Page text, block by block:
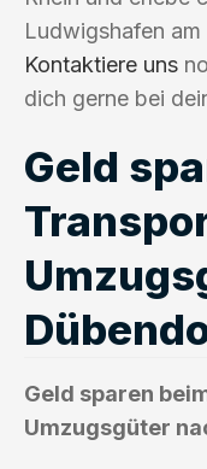
Ludwigshafen
Kontaktiere uns
dich gerne bei
Geld
Geld sparen
Umzugsgüter